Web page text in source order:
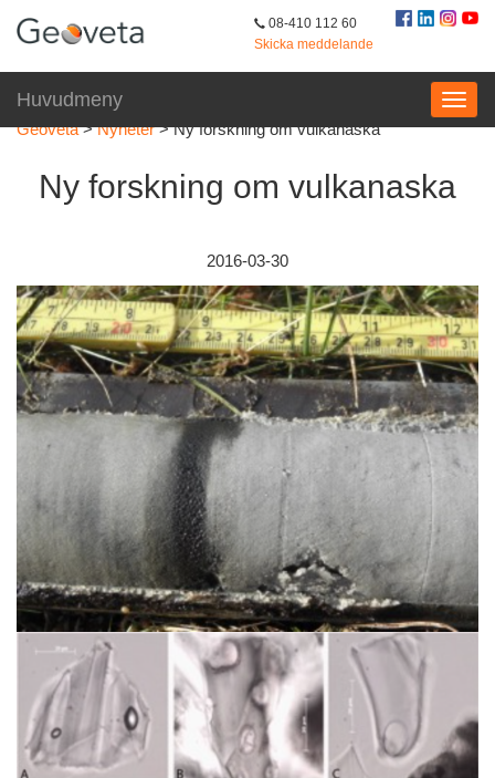
08-410 112 60
Skicka meddelande
Huvudmeny
Geoveta>Nyheter>Ny forskning om vulkanaska
Ny forskning om vulkanaska
2016-03-30